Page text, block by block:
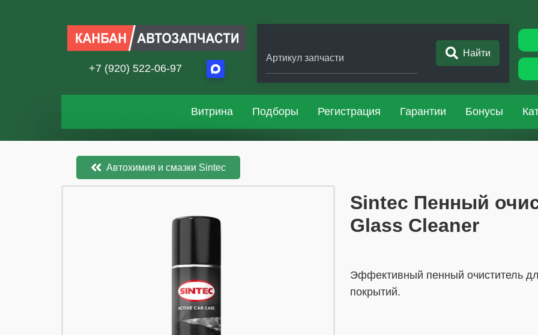
+7 (920) 522-06-97
Артикул запчасти Найти
Витрина Подборы Регистрация Гарантии Бонусы
Автохимия и смазки Sintec
​​​​Sintec Пенный
Glass Cleaner
Эффективный пенный очиститель
покрытий.